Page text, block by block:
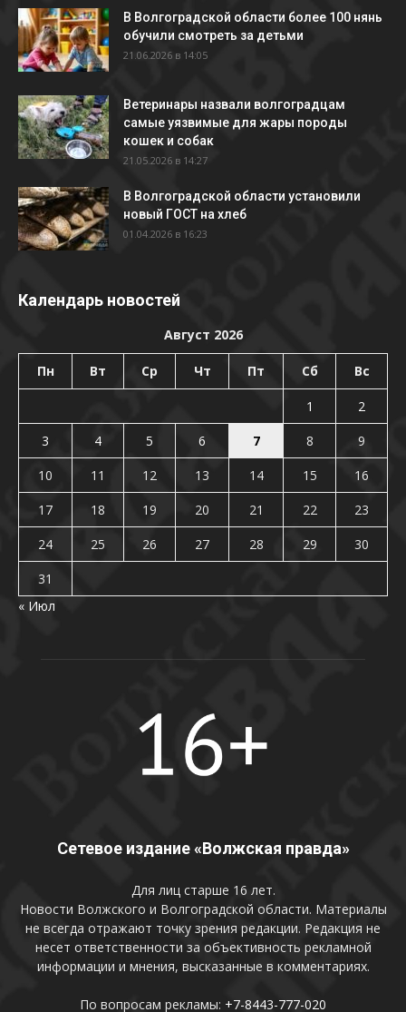
В Волгоградской области более 100 нянь
обучили смотреть за детьми
21.06.2026 в 14:05
Ветеринары назвали волгоградцам
самые уязвимые для жары породы
кошек и собак
21.05.2026 в 14:27
В Волгоградской области установили
новый ГОСТ на хлеб
01.04.2026 в 16:23
Календарь новостей
Август 2026
Пн Вт Ср Чт Пт Сб Вс
1
2
3
4 5 6 7 8
9
10
11 12 13 14 15
16
17
18 19 20 21 22
23
24
25 26 27 28 29
30
31
« Июл
Сетевое издание «Волжская правда»
Для лиц старше 16 лет.
Новости Волжского и Волгоградской области. Материалы
не всегда отражают точку зрения редакции. Редакция не
несет ответственности за объективность рекламной
информации и мнения, высказанные в комментариях.
По вопросам рекламы: +7-8443-777-020